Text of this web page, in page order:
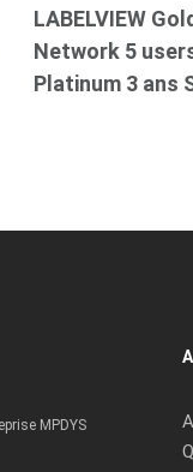
LABELVIEW Gold
Network 5
Platinum 3 ans
MPDYS